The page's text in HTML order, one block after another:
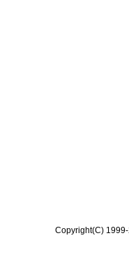
Copyright(C)